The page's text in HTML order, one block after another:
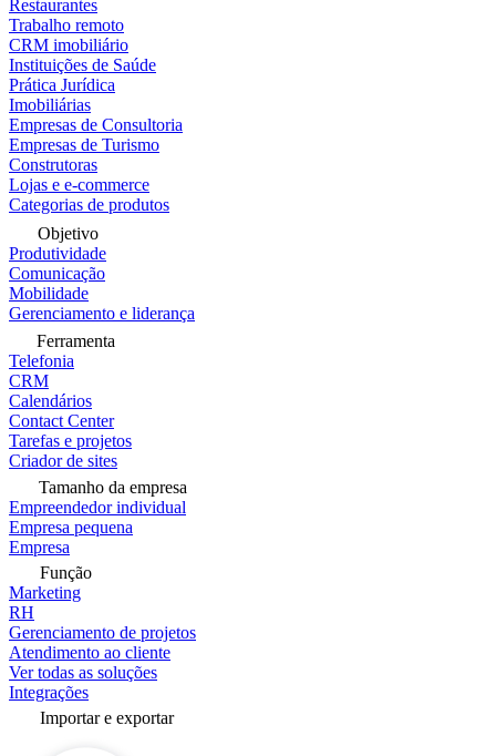
Restaurantes
Trabalho remoto
CRM imobiliário
Instituições de Saúde
Prática Jurídica
Imobiliárias
Empresas de Consultoria
Empresas de Turismo
Construtoras
Lojas e e-commerce
Categorias de produtos
Objetivo
Produtividade
Comunicação
Mobilidade
Gerenciamento e liderança
Ferramenta
Telefonia
CRM
Calendários
Contact Center
Tarefas e projetos
Criador de sites
Tamanho da empresa
Empreendedor individual
Empresa pequena
Empresa
Função
Marketing
RH
Gerenciamento de projetos
Atendimento ao cliente
Ver todas as soluções
Integrações
Importar e exportar